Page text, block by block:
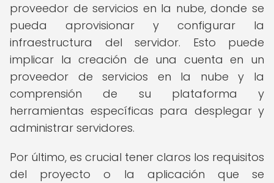
proveedor de servicios en la nube, donde se
pueda aprovisionar y configurar la
infraestructura del servidor. Esto puede
implicar la creación de una cuenta en un
proveedor de servicios en la nube y la
comprensión de su plataforma y
herramientas específicas para desplegar y
administrar servidores.
Por último, es crucial tener claros los requisitos
del proyecto o la aplicación que se